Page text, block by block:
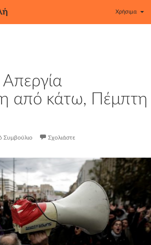
Χρήσιμα
Απεργία
από κάτω, Πέμπτη
Συμβούλιο Σχολιάστε